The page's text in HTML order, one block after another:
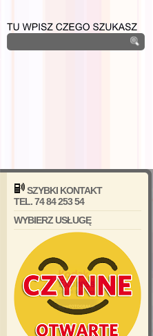
SZYBKI KONTAKT
TEL. 74 84 253 54
WYBIERZ USŁUGĘ